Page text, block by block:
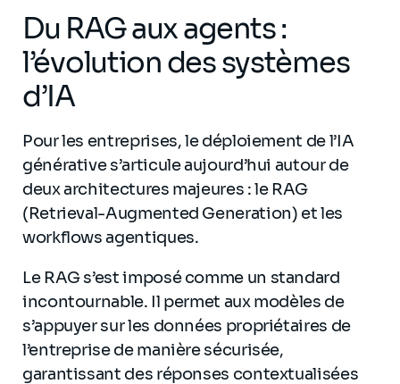
Du RAG aux agents :
l’évolution des systèmes
d’IA
Pour les entreprises, le déploiement de l’IA
générative s’articule aujourd’hui autour de
deux architectures majeures : le RAG
(Retrieval-Augmented Generation) et les
workflows agentiques.
Le RAG s’est imposé comme un standard
incontournable. Il permet aux modèles de
s’appuyer sur les données propriétaires de
l’entreprise de manière sécurisée,
garantissant des réponses contextualisées